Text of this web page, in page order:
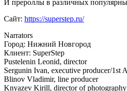
И прероллы в различных
Сайт: https://superstep.ru/
Narrators
Город: Нижний Новгород
Клиент: SuperStep
Pustelenin Leonid, director
Sergunin Ivan, executive producer/1st
Blinov Vladimir, line producer
Knyazev Kirill, director of photography